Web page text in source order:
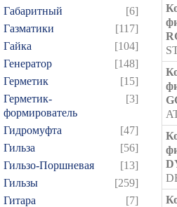
Габаритный
[6]
Газматики
[117]
Гайка
[104]
Генератор
[148]
Герметик
[15]
Герметик-
формирователь
[3]
Гидромуфта
[47]
Гильза
[56]
Гильзо-Поршневая
[13]
Гильзы
[259]
Гитара
[7]